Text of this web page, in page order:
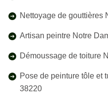
Nettoyage de gouttières
Artisan peintre Notre
Démoussage de toiture
Pose de peinture tôle et
38220